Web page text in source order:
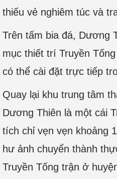
thiếu vẻ nghiêm túc và
Trên tấm bia đá, Dương
mục thiết trí Truyền
có thể cài đặt trực tiếp
Quay lại khu trung tâm
Dương Thiên là một cái
tích chỉ vẹn vẹn khoảng
hư ảnh chuyển thành
Truyền Tống trận ở